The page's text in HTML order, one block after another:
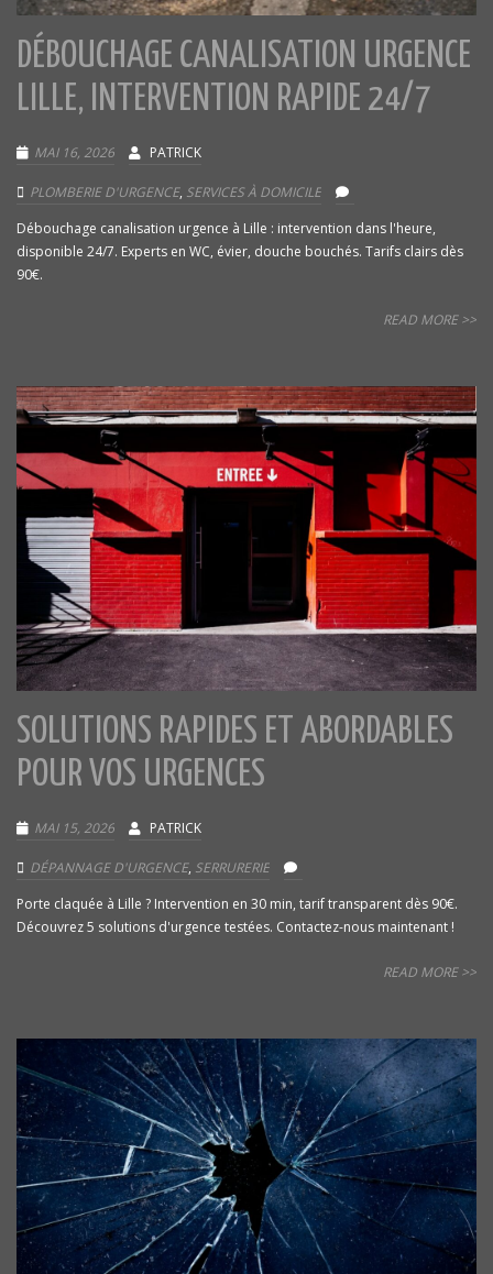
DÉBOUCHAGE CANALISATION URGENCE
LILLE, INTERVENTION RAPIDE 24/7
MAI 16, 2026 PATRICK
PLOMBERIE D'URGENCE, SERVICES À DOMICILE
Débouchage canalisation urgence à Lille : intervention dans l'heure,
disponible 24/7. Experts en WC, évier, douche bouchés. Tarifs clairs dès
90€.
READ MORE >>
SOLUTIONS RAPIDES ET ABORDABLES
POUR VOS URGENCES
MAI 15, 2026 PATRICK
DÉPANNAGE D'URGENCE, SERRURERIE
Porte claquée à Lille ? Intervention en 30 min, tarif transparent dès 90€.
Découvrez 5 solutions d'urgence testées. Contactez-nous maintenant !
READ MORE >>